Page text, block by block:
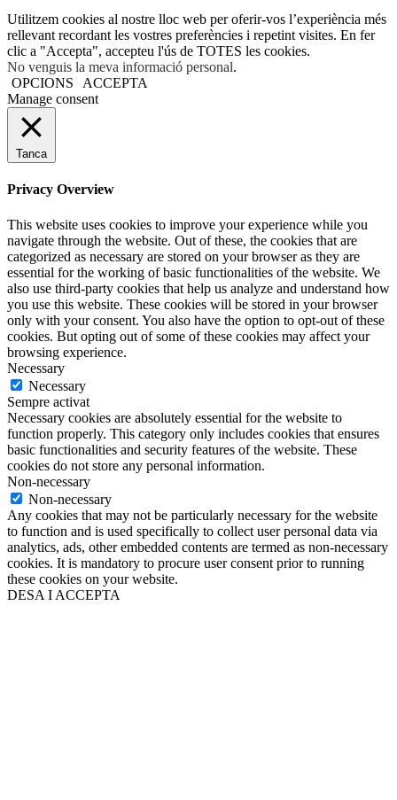
Utilitzem cookies al nostre lloc web per oferir-vos l’experiència més
rellevant recordant les vostres preferències i repetint visites. En fer
clic a "Accepta", accepteu l'ús de TOTES les cookies.
No venguis la meva informació personal.
OPCIONS
ACCEPTA
Manage consent
Tanca
Privacy Overview
This website uses cookies to improve your experience while you
navigate through the website. Out of these, the cookies that are
categorized as necessary are stored on your browser as they are
essential for the working of basic functionalities of the website. We
also use third-party cookies that help us analyze and understand how
you use this website. These cookies will be stored in your browser
only with your consent. You also have the option to opt-out of these
cookies. But opting out of some of these cookies may affect your
browsing experience.
Necessary
Necessary
Sempre activat
Necessary cookies are absolutely essential for the website to
function properly. This category only includes cookies that ensures
basic functionalities and security features of the website. These
cookies do not store any personal information.
Non-necessary
Non-necessary
Any cookies that may not be particularly necessary for the website
to function and is used specifically to collect user personal data via
analytics, ads, other embedded contents are termed as non-necessary
cookies. It is mandatory to procure user consent prior to running
these cookies on your website.
DESA I ACCEPTA